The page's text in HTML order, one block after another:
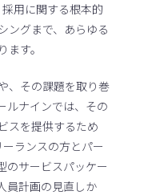
用に関する根本的
ングまで、あらゆる
す。
、その課題を取り巻
ルナインでは、その
スを提供するため
ランスの方とパー
のサービスパッケー
員計画の見直しか